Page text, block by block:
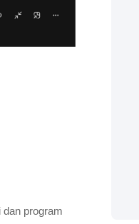
dan program